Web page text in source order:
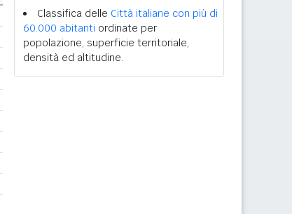
Classifica delle Città italiane con più di
60.000 abitanti ordinate per
popolazione, superficie territoriale,
densità ed altitudine.